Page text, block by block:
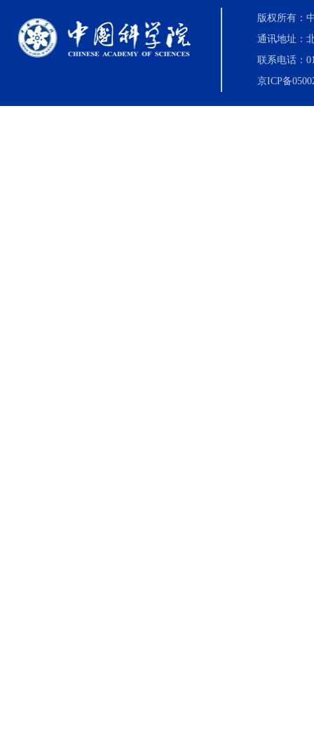
版权所有：
通讯地址：
联系电话：
京ICP备